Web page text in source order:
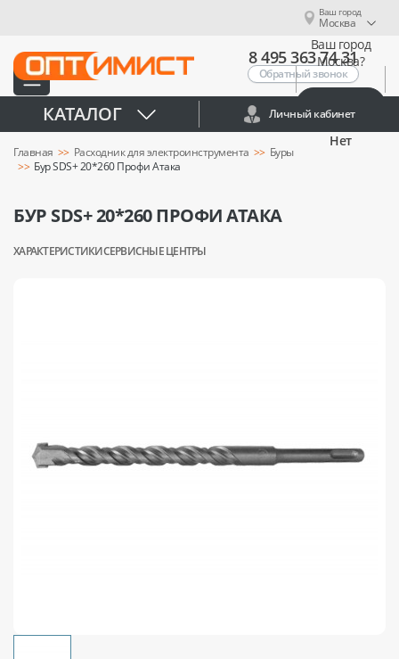
Ваш город
Москва
Ваш город
Москва?
Нет
8 495 363 74 31
Обратный звонок
КАТАЛОГ Личный кабинет
Главная Расходник для электроинструмента
Буры
Бур SDS+ 20*260 Профи Атака
БУР SDS+ 20*260 ПРОФИ АТАКА
ХАРАКТЕРИСТИКИСЕРВИСНЫЕ ЦЕНТРЫ